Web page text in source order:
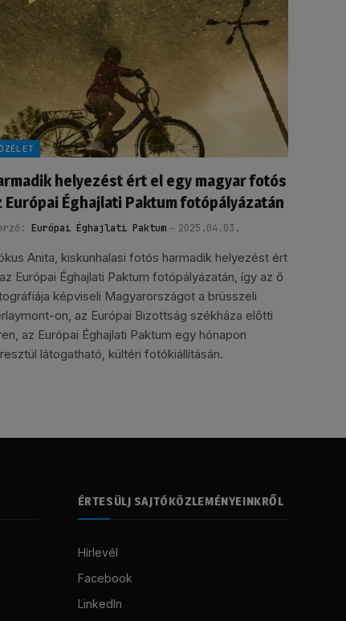
helyezést ért el egy magyar fotós
Európai Éghajlati Paktum fotópályázatán
Európai Éghajlati Paktum 2025.04.03.
Anita, kiskunhalasi fotós harmadik helyezést ért
Európai Éghajlati Paktum fotópályázatán, így az ő
képviseli Magyarországot a brüsszeli
on, az Európai Bizottság székháza előtti
az Európai Éghajlati Paktum egy hónapon
látogatható, kültéri fotókiállításán.
ÉRTESÜLJ SAJTÓKÖZLEMÉNYEINKRŐL
Hírlevél
Facebook
LinkedIn